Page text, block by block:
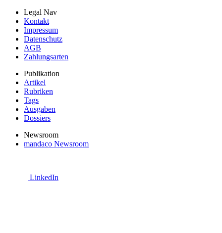
Legal Nav
Kontakt
Impressum
Datenschutz
AGB
Zahlungsarten
Publikation
Artikel
Rubriken
Tags
Ausgaben
Dossiers
Newsroom
mandaco Newsroom
LinkedIn